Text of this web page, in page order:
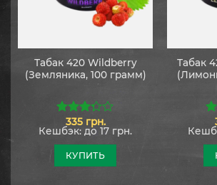
Табак 420 Wildberry
(Земляника, 100 грамм)
3.25из
5
335 грн.
Кешбэк: до 17 грн.
КУПИТЬ
Табак